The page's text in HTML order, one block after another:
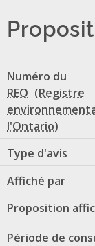
Numéro du
REO
Type d'avis
Affiché par
Proposition
Période de